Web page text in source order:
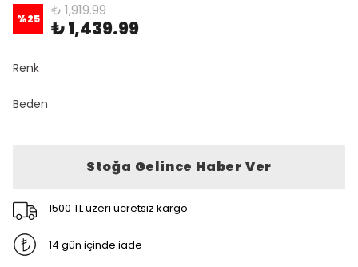
%25 ₺ 1,919.99
₺ 1,439.99
Renk
Beden
Stoğa Gelince Haber Ver
1500 TL üzeri ücretsiz kargo
14 gün içinde iade